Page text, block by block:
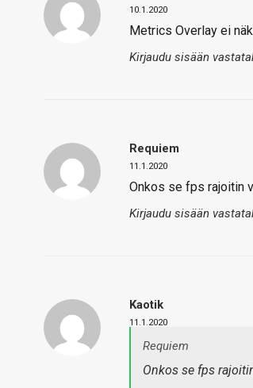
10.1.2020
Metrics Overlay ei
Kirjaudu sisään
Requiem
11.1.2020
Onkos se fps rajoitin
Kirjaudu sisään
Kaotik
11.1.2020
Requiem
Onkos se fps